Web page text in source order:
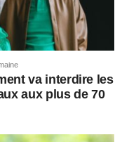
va interdire les
aux plus de 70